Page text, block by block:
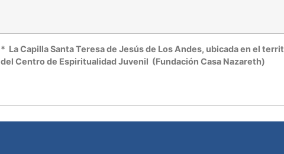
* La Capilla Santa Teresa de Jesús de Los Andes, ubicada en el
del Centro de Espiritualidad Juvenil (Fundación Casa Nazareth)